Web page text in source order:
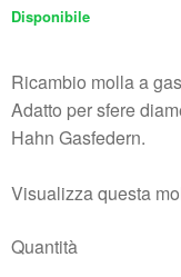
Disponibile
Ricambio molla a
Adatto per sfere
Hahn Gasfedern.
Visualizza questa
Quantità